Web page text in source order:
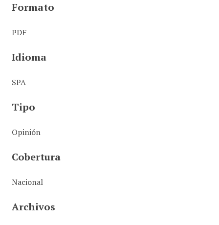
Formato
PDF
Idioma
SPA
Tipo
Opinión
Cobertura
Nacional
Archivos